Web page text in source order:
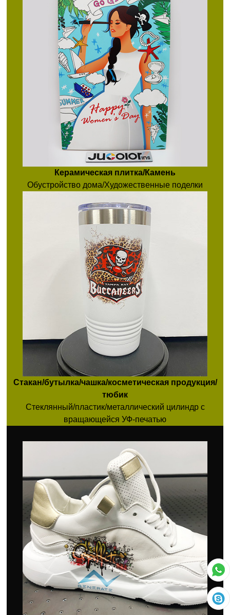
Керамическая плитка/Камень
Обустройство дома/Художественные поделки
Стакан/бутылка/чашка/косметическая продукция/
тюбик
Стеклянный/пластик/металлический цилиндр с
вращающейся УФ-печатью